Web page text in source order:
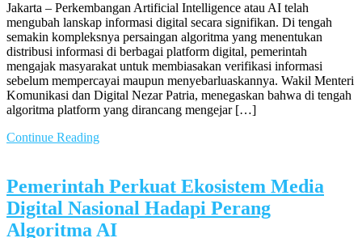
Jakarta – Perkembangan Artificial Intelligence atau AI telah
mengubah lanskap informasi digital secara signifikan. Di tengah
semakin kompleksnya persaingan algoritma yang menentukan
distribusi informasi di berbagai platform digital, pemerintah
mengajak masyarakat untuk membiasakan verifikasi informasi
sebelum mempercayai maupun menyebarluaskannya. Wakil Menteri
Komunikasi dan Digital Nezar Patria, menegaskan bahwa di tengah
algoritma platform yang dirancang mengejar […]
Continue Reading
Pemerintah Perkuat Ekosistem Media
Digital Nasional Hadapi Perang
Algoritma AI